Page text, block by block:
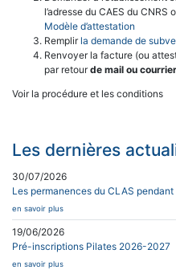
l’adresse du CAES du
Modèle d’attestation
Remplir la demande de
Renvoyer la facture (ou
par retourde mail ou courrier
Voir la procédure et les conditions
Les dernières
30/07/2026
Les permanences du CLAS pendant
en savoir plus
19/06/2026
Pré-inscriptions Pilates 2026-2027
en savoir plus